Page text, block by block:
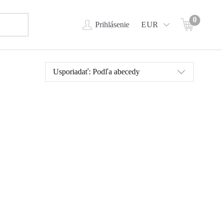
Prihlásenie EUR
0
Usporiadať: Podľa abecedy